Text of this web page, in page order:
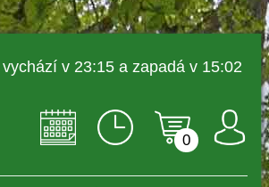
vychází v 23:15 a zapadá v 15:02
0